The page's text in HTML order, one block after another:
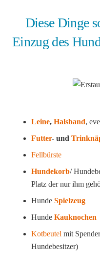
Diese Dinge
Einzug des
Leine, Halsband,
Futter- und
Fellbürste
Hundekorb/
Platz der nur ihm
Hunde Spielzeug
Hunde Kauknochen
Kotbeutel mit
Hundebesitzer)